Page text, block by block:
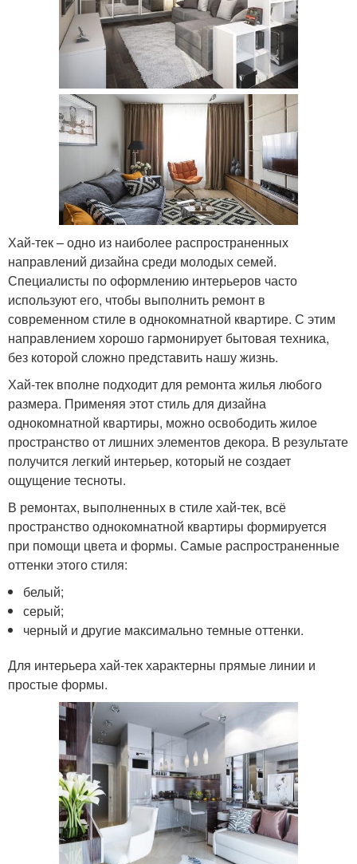
Хай-тек – одно из наиболее распространенных
направлений дизайна среди молодых семей.
Специалисты по оформлению интерьеров часто
используют его, чтобы выполнить ремонт в
современном стиле в однокомнатной квартире. С этим
направлением хорошо гармонирует бытовая техника,
без которой сложно представить нашу жизнь.
Хай-тек вполне подходит для ремонта жилья любого
размера. Применяя этот стиль для дизайна
однокомнатной квартиры, можно освободить жилое
пространство от лишних элементов декора. В результате
получится легкий интерьер, который не создает
ощущение тесноты.
В ремонтах, выполненных в стиле хай-тек, всё
пространство однокомнатной квартиры формируется
при помощи цвета и формы. Самые распространенные
оттенки этого стиля:
белый;
серый;
черный и другие максимально темные оттенки.
Для интерьера хай-тек характерны прямые линии и
простые формы.